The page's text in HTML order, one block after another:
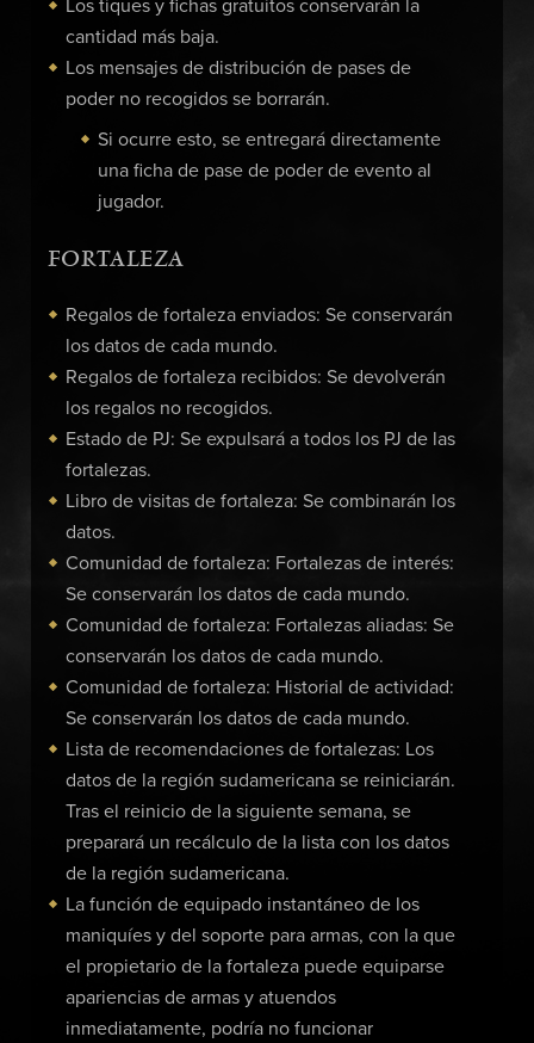
Los tiques y fichas gratuitos conservarán la
cantidad más baja.
Los mensajes de distribución de pases de
poder no recogidos se borrarán.
Si ocurre esto, se entregará directamente
una ficha de pase de poder de evento al
jugador.
FORTALEZA
Regalos de fortaleza enviados: Se conservarán
los datos de cada mundo.
Regalos de fortaleza recibidos: Se devolverán
los regalos no recogidos.
Estado de PJ: Se expulsará a todos los PJ de las
fortalezas.
Libro de visitas de fortaleza: Se combinarán los
datos.
Comunidad de fortaleza: Fortalezas de interés:
Se conservarán los datos de cada mundo.
Comunidad de fortaleza: Fortalezas aliadas: Se
conservarán los datos de cada mundo.
Comunidad de fortaleza: Historial de actividad:
Se conservarán los datos de cada mundo.
Lista de recomendaciones de fortalezas: Los
datos de la región sudamericana se reiniciarán.
Tras el reinicio de la siguiente semana, se
preparará un recálculo de la lista con los datos
de la región sudamericana.
La función de equipado instantáneo de los
maniquíes y del soporte para armas, con la que
el propietario de la fortaleza puede equiparse
apariencias de armas y atuendos
inmediatamente, podría no funcionar